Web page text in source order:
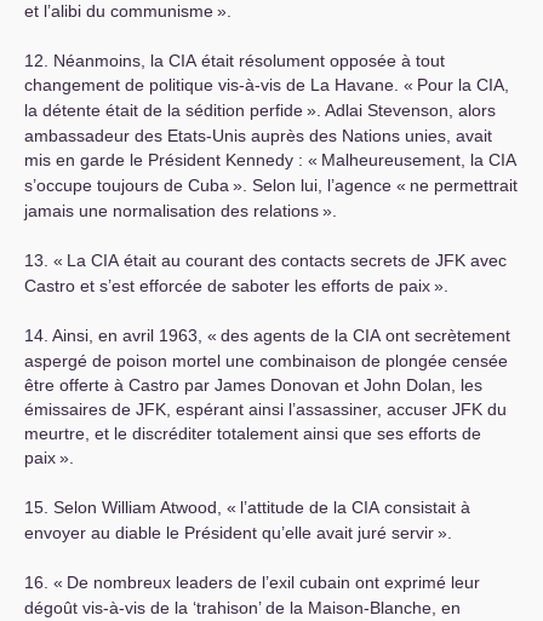
et l’alibi du communisme».
12. Néanmoins, la CIA était résolument opposée à tout
changement de politique vis-à-vis de La Havane. « Pour la CIA
la détente était de la sédition perfide». Adlai Stevenson, alors
ambassadeur des Etats-Unis auprès des Nations unies, avait
mis en garde le Président Kennedy : « Malheureusement, la CIA
s’occupe toujours de Cuba ». Selon lui, l’agence « ne permettrait
jamais une normalisation des relations».
13. « La CIA était au courant des contacts secrets de JFK avec
Castro et s’est efforcée de saboter les efforts de paix».
14. Ainsi, en avril 1963, « des agents de la CIA ont secrètement
aspergé de poison mortel une combinaison de plongée censée
être offerte à Castro par James Donovan et John Dolan, les
émissaires de JFK , espérant ainsi l’assassiner, accuser JFK du
meurtre, et le discréditer totalement ainsi que ses efforts de
paix».
15. Selon William Atwood, « l’attitude de la CIA consistait à
envoyer au diable le Président qu’elle avait juré servir».
16. « De nombreux leaders de l’exil cubain ont exprimé leur
dégoût vis-à-vis de la ‘trahison’ de la Maison-Blanche, en